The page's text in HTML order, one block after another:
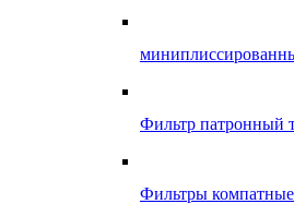
Фильтр патронный
Фильтры